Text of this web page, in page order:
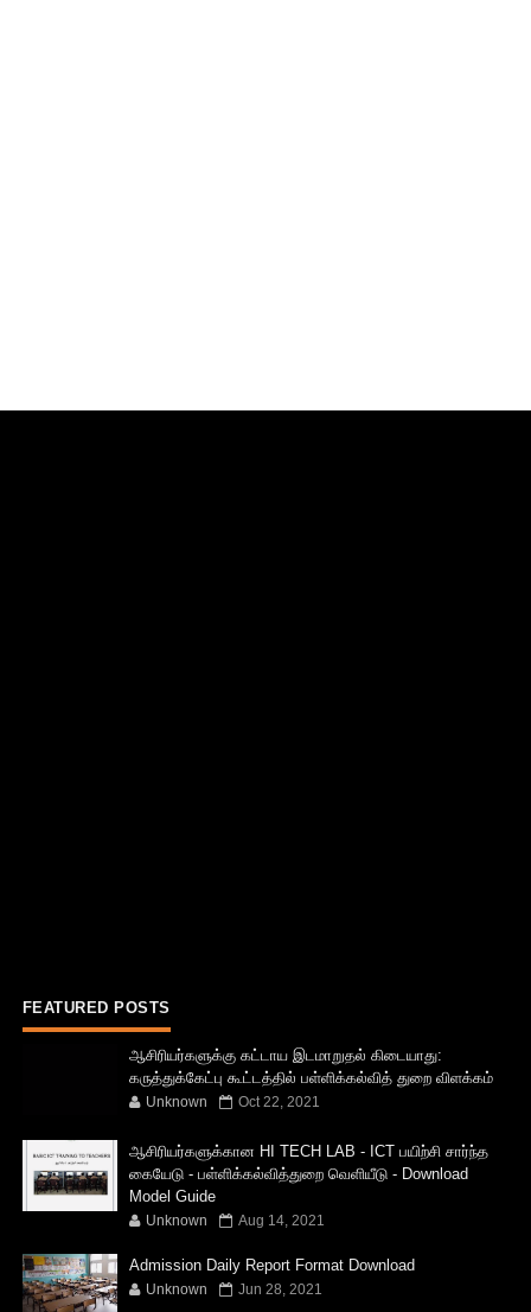
FEATURED POSTS
ஆசிரியர்களுக்கு கட்டாய இடமாறுதல் கிடையாது:
கருத்துக்கேட்பு கூட்டத்தில் பள்ளிக்கல்வித் துறை விளக்கம்
Unknown Oct 22, 2021
ஆசிரியர்களுக்கான HI TECH LAB - ICT பயிற்சி சார்ந்த
கையேடு - பள்ளிக்கல்வித்துறை வெளியீடு - Download
Model Guide
Unknown Aug 14, 2021
Admission Daily Report Format Download
Unknown Jun 28, 2021